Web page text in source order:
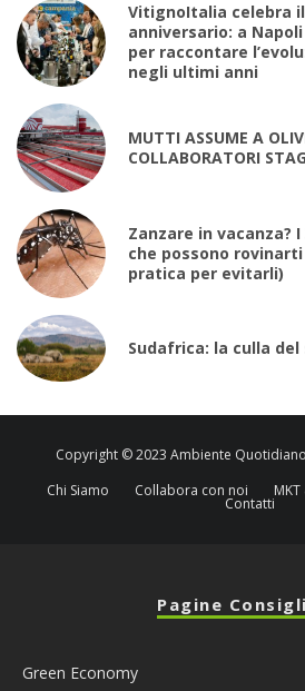
VitignoItalia celebra
anniversario: a
per raccontare
negli ultimi anni
MUTTI ASSUME A
COLLABORATORI
Zanzare in vacanza?
che possono
pratica per evitarli)
Sudafrica: la culla
Copyright © 2023 Ambiente
Chi Siamo
Collabora con noi
Contatti
Pagine
Green Economy